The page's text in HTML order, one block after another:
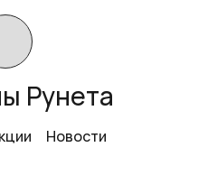
Рунета
Новости